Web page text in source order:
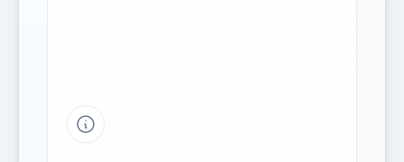
Tipp a grafikon jelmagyarázatához